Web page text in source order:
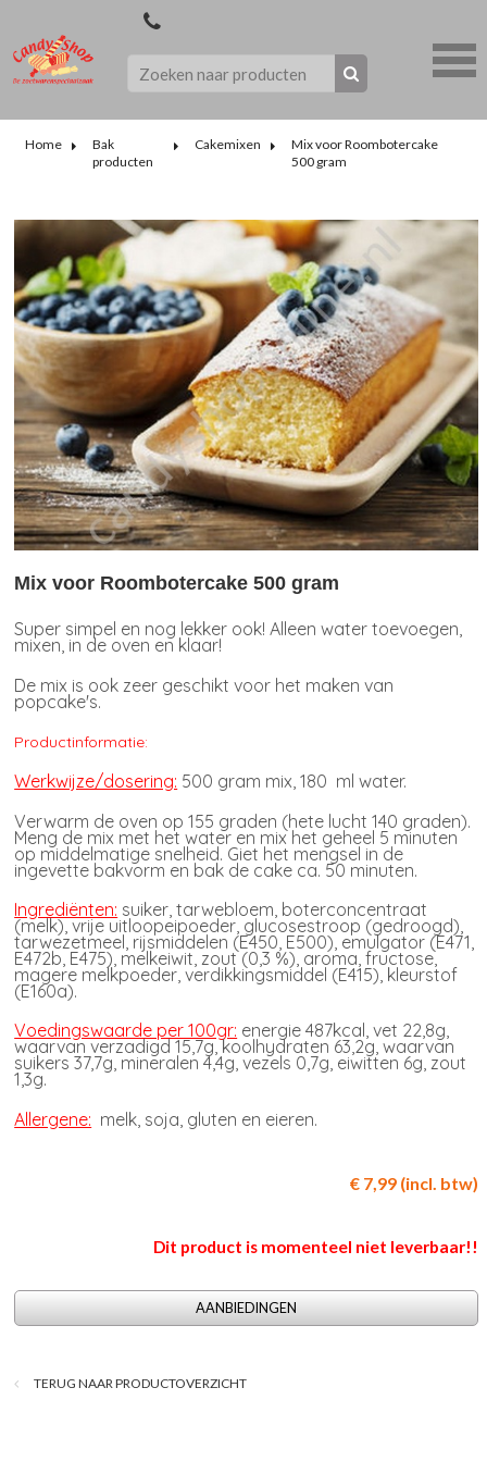
Home
Bak
producten
Cakemixen
Mix voor Roombotercake
500 gram
Mix voor Roombotercake 500 gram
Super simpel en nog lekker ook! Alleen water toevoegen,
mixen, in de oven en klaar!
De mix is ook zeer geschikt voor het maken van
popcake's.
Productinformatie:
Werkwijze/dosering: 500 gram mix, 180 ml water.
Verwarm de oven op 155 graden (hete lucht 140 graden).
Meng de mix met het water en mix het geheel 5 minuten
op middelmatige snelheid. Giet het mengsel in de
ingevette bakvorm en bak de cake ca. 50 minuten.
Ingrediënten: suiker, tarwebloem, boterconcentraat
(melk), vrije uitloopeipoeder, glucosestroop (gedroogd),
tarwezetmeel, rijsmiddelen (E450, E500), emulgator (E471,
E472b, E475), melkeiwit, zout (0,3 %), aroma, fructose,
magere melkpoeder, verdikkingsmiddel (E415), kleurstof
(E160a).
Voedingswaarde per 100gr: energie 487kcal, vet 22,8g,
waarvan verzadigd 15,7g, koolhydraten 63,2g, waarvan
suikers 37,7g, mineralen 4,4g, vezels 0,7g, eiwitten 6g, zout
1,3g.
Allergene: melk, soja, gluten en eieren.
€ 7,99 (incl. btw)
Dit product is momenteel niet leverbaar!!
AANBIEDINGEN
TERUG NAAR PRODUCTOVERZICHT